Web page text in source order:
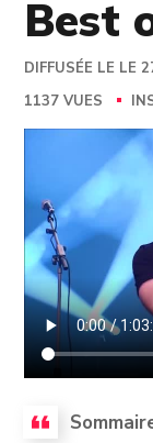
Best
DIFFUSÉE LE LE
1137 VUES